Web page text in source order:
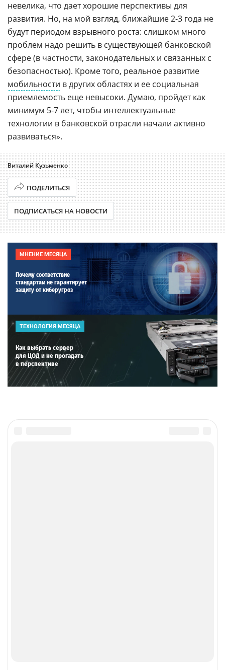
невелика, что дает хорошие перспективы для
развития. Но, на мой взгляд, ближайшие 2-3 года не
будут периодом взрывного роста: слишком много
проблем надо решить в существующей банковской
сфере (в частности, законодательных и связанных с
безопасностью). Кроме того, реальное развитие
мобильности в других областях и ее социальная
приемлемость еще невысоки. Думаю, пройдет как
минимум 5-7 лет, чтобы интеллектуальные
технологии в банковской отрасли начали активно
развиваться».
Виталий Кузьменко
ПОДЕЛИТЬСЯ
ПОДПИСАТЬСЯ НА НОВОСТИ
МНЕНИЕ МЕСЯЦА
Почему соответствие
стандартам не гарантирует
защиту от киберугроз
ТЕХНОЛОГИЯ МЕСЯЦА
Как выбрать сервер
для ЦОД и не прогадать
в перспективе